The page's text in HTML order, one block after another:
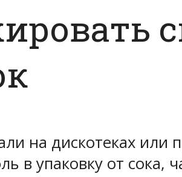
на дискотеках или
в упаковку от